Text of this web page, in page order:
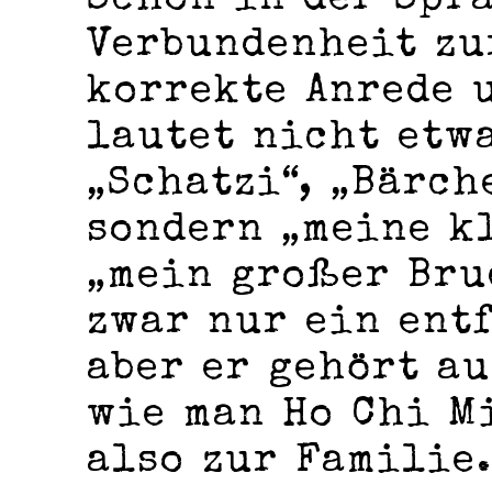
Verbundenheit
korrekte Anrede
lautet nicht
„Schatzi“,
sondern „meine
„mein großer
zwar nur ein
aber er gehört
wie man Ho Chi
also zur